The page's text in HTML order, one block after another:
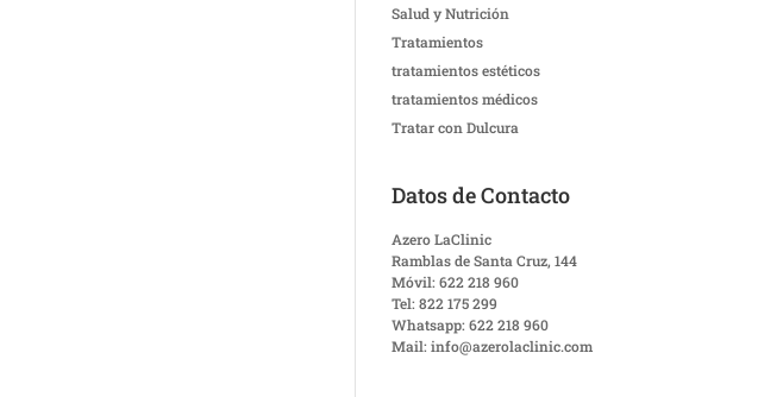
Salud y Nutrición
Tratamientos
tratamientos estéticos
tratamientos médicos
Tratar con Dulcura
Datos de Contacto
Azero LaClinic
Ramblas de Santa Cruz, 144
Móvil: 622 218 960
Tel: 822 175 299
Whatsapp: 622 218 960
Mail: info@azerolaclinic.com